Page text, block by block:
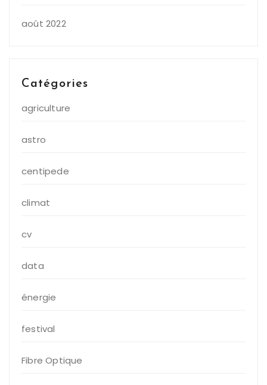
août 2022
Catégories
agriculture
astro
centipede
climat
cv
data
énergie
festival
Fibre Optique